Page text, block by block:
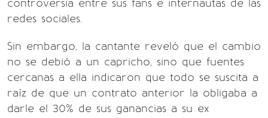
controversia entre sus fans e internautas de las
redes sociales.
Sin embargo, la cantante reveló que el cambio
no se debió a un capricho, sino que fuentes
cercanas a ella indicaron que todo se suscita a
raíz de que un contrato anterior la obligaba a
darle el 30% de sus ganancias a su ex